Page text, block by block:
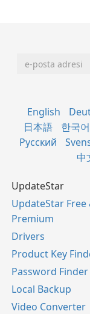
English
日本語
한국어
Русский
中
UpdateStar
UpdateStar Free
Premium
Drivers
Product Key
Password Finder
Local Backup
Video Converter